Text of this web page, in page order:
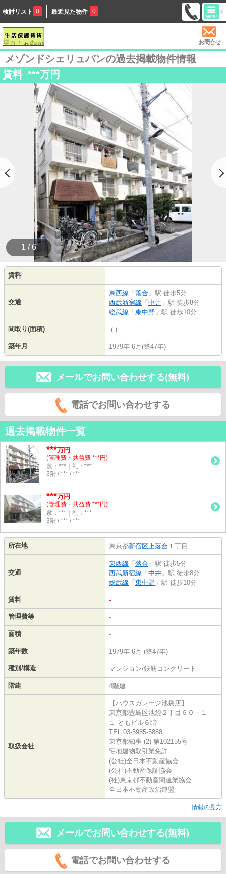
検討リスト 0 最近見た物件 0
お問合せ
メゾンドシェリュバンの過去掲載物件情報
賃料 ***万円
1 / 6
賃料 -
交通
東西線 「 落合 」駅 徒歩5分
西武新宿線 「 中井 」駅 徒歩8分
総武線 「 東中野 」駅 徒歩10分
間取り(面積) -(-)
築年月 1979年 6月(築47年)
メールでお問い合わせする(無料)
電話でお問い合わせする
過去掲載物件一覧
***万円
(管理費・共益費 ***円)
敷：***｜礼：***
3階 / *** / ***
***万円
(管理費・共益費 ***円)
敷：***｜礼：***
3階 / *** / ***
所在地 東京都新宿区上落合 １丁目
交通
東西線 「 落合 」駅 徒歩5分
西武新宿線 「 中井 」駅 徒歩8分
総武線 「 東中野 」駅 徒歩10分
賃料 -
管理費等 -
面積 -
築年数 1979年 6月 (築47年)
種別/構造 マンション/鉄筋コンクリート
階建 4階建
取扱会社
【ハウスガレージ池袋店】
東京都豊島区池袋２丁目６０－１
１ ともビル６階
TEL:03-5985-5888
東京都知事 (2) 第102155号
宅地建物取引業免許
(公社)全日本不動産協会
(公社)不動産保証協会
(社)東京都不動産関連業協会
全日本不動産政治連盟
情報の見方
メールでお問い合わせする(無料)
電話でお問い合わせする